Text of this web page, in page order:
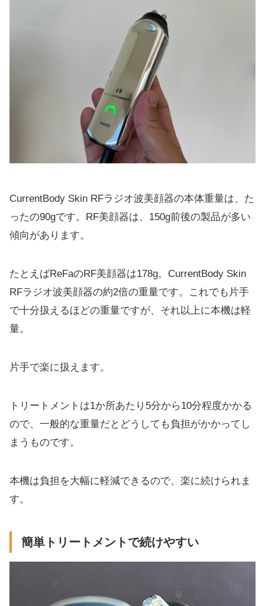
CurrentBody Skin RFラジオ波美顔器の本体重量は、た
ったの90gです。RF美顔器は、150g前後の製品が多い
傾向があります。
たとえばReFaのRF美顔器は178g。CurrentBody Skin
RFラジオ波美顔器の約2倍の重量です。これでも片手
で十分扱えるほどの重量ですが、それ以上に本機は軽
量。
片手で楽に扱えます。
トリートメントは1か所あたり5分から10分程度かかる
ので、一般的な重量だとどうしても負担がかかってし
まうものです。
本機は負担を大幅に軽減できるので、楽に続けられま
す。
簡単トリートメントで続けやすい